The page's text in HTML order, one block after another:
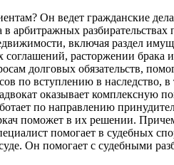
Он ведет гражданские
арбитражных
включая раздел
расторжении брака
долговых обязательств,
по вступлению в наследство, в
оказывает комплексную
по направлению
поможет в их решении.
помогает в судебных
Он помогает с судебными